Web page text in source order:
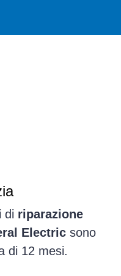
di riparazione
Electricsono
di 12 mesi.